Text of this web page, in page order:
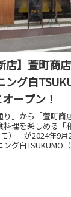
店】萱町商
グ白
ープン！
り」から「萱町商
料理を楽しめる「
）」が2024年9
ング白TSUKUMO
を使った和食料理
ぐの天ぷら」や